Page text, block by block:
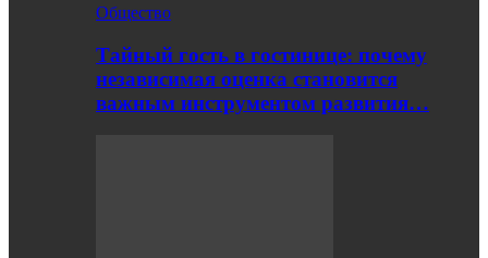
Общество
Тайный гость в гостинице: почему
независимая оценка становится
важным инструментом развития…